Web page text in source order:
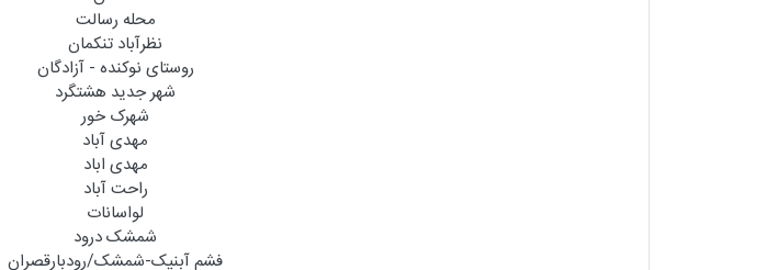
محله رسالت
نظرآباد تنکمان
روستای نوکنده - آزادگان
شهر جدید هشتگرد
شهرک خور
مهدی آباد
مهدی اباد
راحت آباد
لواسانات
شمشک درود
فشم آبنیک-شمشک/رودبارقصران